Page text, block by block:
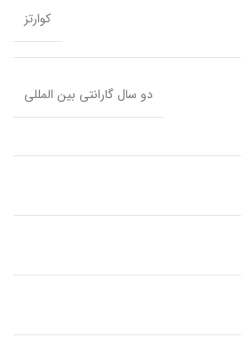
کوارتز
دو سال گارانتی بین المللی